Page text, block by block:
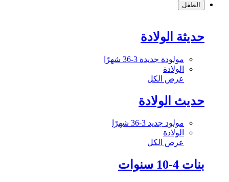
الطفل
حديثة الولادة
مولودة جديدة 3-36 شهرًا
الولادة
عرض الكل
حديث الولادة
مولود جديد 3-36 شهرًا
الولادة
عرض الكل
بنات 4-10 سنوات